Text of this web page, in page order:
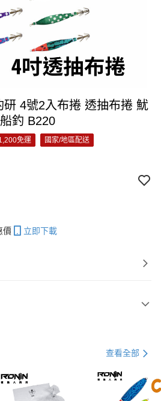
研 4號2入布捲 透抽布捲 魷
魚 透抽 小管 假餌 船釣 B220
免運 國家/地區配送
價 立即下載
21家銀行
查看全部